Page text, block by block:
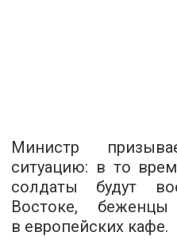
Министр
ситуацию: в то
солдаты будут
Востоке,
в европейских кафе.